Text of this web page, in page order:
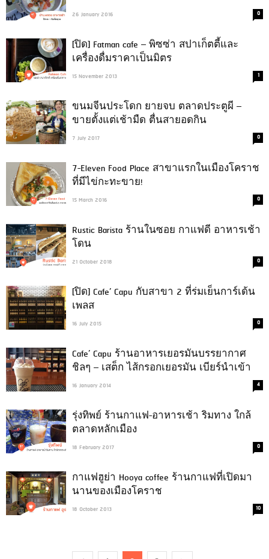
26 January 2016 0
[ปิด] Fatman cafe – พิซซ่า สปาเก็ตตี้และ
เครื่องดื่มราคาเป็นมิตร
15 November 2013 1
ขนมจีนประโดก ยายจบ ตลาดประตูผี –
ขายตั้งแต่เช้ามืด ตื่นสายอดกิน
7 July 2017 0
7-Eleven Food Place สาขาแรกในเมืองโคราช
ที่มีไข่กะทะขาย!
15 March 2016 0
Rustic Barista ร้านในซอย กาแฟดี อาหารเช้า
โดน
21 October 2018 0
[ปิด] Cafe’ Capu กับสาขา 2 ที่ร่มเย็นการ์เด้น
เพลส
16 July 2015 0
Cafe’ Capu ร้านอาหารเยอรมันบรรยากาศ
ชิลๆ – เสต็ก ไส้กรอกเยอรมัน เบียร์นำเข้า
16 January 2014 4
รุ่งทิพย์ ร้านกาแฟ-อาหารเช้า ริมทาง ใกล้
ตลาดหลักเมือง
18 February 2017 0
กาแฟฮูย่า Hooya coffee ร้านกาแฟที่เปิดมา
นานของเมืองโคราช
18 October 2013 10